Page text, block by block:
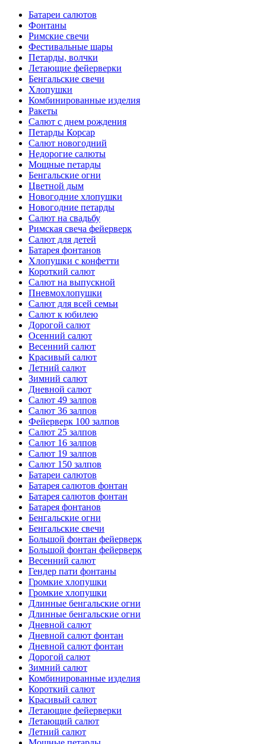
Батареи салютов
Фонтаны
Римские свечи
Фестивальные шары
Петарды, волчки
Летающие фейерверки
Бенгальские свечи
Хлопушки
Комбинированные изделия
Ракеты
Салют с днем рождения
Петарды Корсар
Салют новогодний
Недорогие салюты
Мощные петарды
Бенгальские огни
Цветной дым
Новогодние хлопушки
Новогодние петарды
Салют на свадьбу
Римская свеча фейерверк
Салют для детей
Батарея фонтанов
Хлопушки с конфетти
Короткий салют
Салют на выпускной
Пневмохлопушки
Салют для всей семьи
Салют к юбилею
Дорогой салют
Осенний салют
Весенний салют
Красивый салют
Летний салют
Зимний салют
Дневной салют
Салют 49 залпов
Салют 36 залпов
Фейерверк 100 залпов
Салют 25 залпов
Салют 16 залпов
Салют 19 залпов
Салют 150 залпов
Батареи салютов
Батарея салютов фонтан
Батарея салютов фонтан
Батарея фонтанов
Бенгальские огни
Бенгальские свечи
Большой фонтан фейерверк
Большой фонтан фейерверк
Весенний салют
Гендер пати фонтаны
Громкие хлопушки
Громкие хлопушки
Длинные бенгальские огни
Длинные бенгальские огни
Дневной салют
Дневной салют фонтан
Дневной салют фонтан
Дорогой салют
Зимний салют
Комбинированные изделия
Короткий салют
Красивый салют
Летающие фейерверки
Летающий салют
Летний салют